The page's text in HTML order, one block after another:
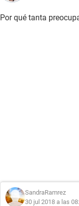
Por qué tanta
SandraRamrez
30 jul 2018 a las